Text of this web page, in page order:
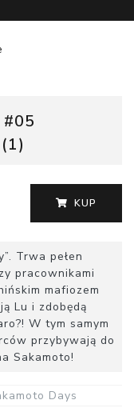
#05
(1)
KUP
Trwa pełen
pracownikami
mafiozem
Lu i zdobędą
W tym samym
przybywają do
Sakamoto!
Days